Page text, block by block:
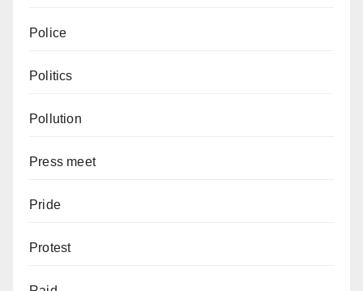
Police
Politics
Pollution
Press meet
Pride
Protest